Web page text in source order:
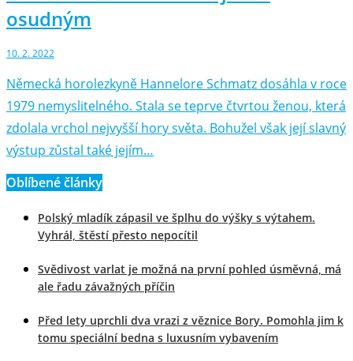
osudným
10. 2. 2022
Německá horolezkyně Hannelore Schmatz dosáhla v roce
1979 nemyslitelného. Stala se teprve čtvrtou ženou, která
zdolala vrchol nejvyšší hory světa. Bohužel však její slavný
výstup zůstal také jejím…
Oblíbené články
Polský mladík zápasil ve šplhu do výšky s výtahem.
Vyhrál, štěstí přesto nepocítil
Svědivost varlat je možná na první pohled úsměvná, má
ale řadu závažných příčin
Před lety uprchli dva vrazi z věznice Bory. Pomohla jim k
tomu speciální bedna s luxusním vybavením